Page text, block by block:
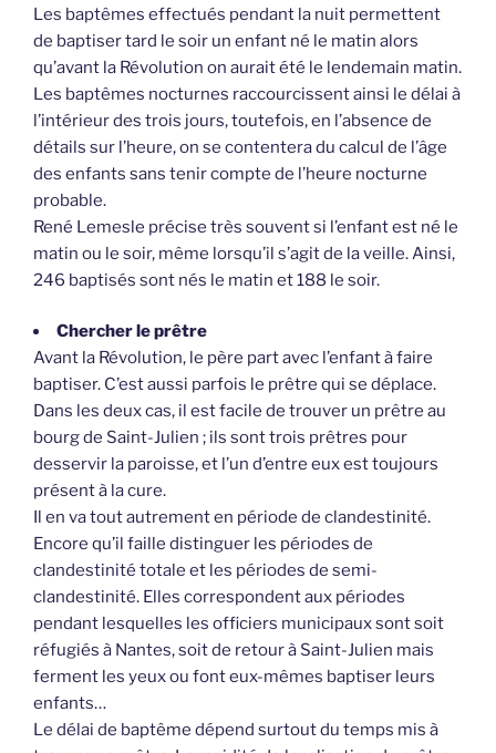
Les baptêmes effectués pendant la nuit permettent
de baptiser tard le soir un enfant né le matin alors
qu’avant la Révolution on aurait été le lendemain matin.
Les baptêmes nocturnes raccourcissent ainsi le délai à
l’intérieur des trois jours, toutefois, en l’absence de
détails sur l’heure, on se contentera du calcul de l’âge
des enfants sans tenir compte de l’heure nocturne
probable.
René Lemesle précise très souvent si l’enfant est né le
matin ou le soir, même lorsqu’il s’agit de la veille. Ainsi,
246 baptisés sont nés le matin et 188 le soir.
Chercher le prêtre
Avant la Révolution, le père part avec l’enfant à faire
baptiser. C’est aussi parfois le prêtre qui se déplace.
Dans les deux cas, il est facile de trouver un prêtre au
bourg de Saint-Julien ; ils sont trois prêtres pour
desservir la paroisse, et l’un d’entre eux est toujours
présent à la cure.
Il en va tout autrement en période de clandestinité.
Encore qu’il faille distinguer les périodes de
clandestinité totale et les périodes de semi-
clandestinité. Elles correspondent aux périodes
pendant lesquelles les officiers municipaux sont soit
réfugiés à Nantes, soit de retour à Saint-Julien mais
ferment les yeux ou font eux-mêmes baptiser leurs
enfants…
Le délai de baptême dépend surtout du temps mis à